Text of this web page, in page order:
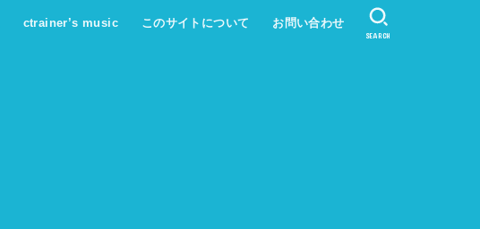
ctrainer’s music このサイトについて お問い合わせ
SEARCH